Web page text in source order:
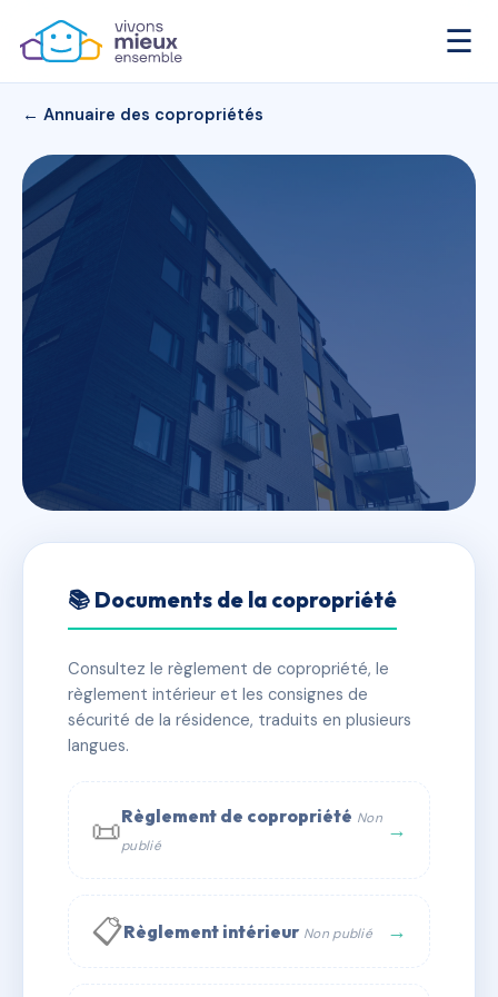
☰
← Annuaire des copropriétés
12 GAMBETTA
✓ Immatriculée 🏠 20 lots 🏗 1 bâtiment(s)
📞 Contacter Syndic Digital
📚 Documents de la copropriété
Consultez le règlement de copropriété, le
règlement intérieur et les consignes de
sécurité de la résidence, traduits en plusieurs
langues.
📜Règlement de copropriété Non
publié
→
📋Règlement intérieur Non publié →